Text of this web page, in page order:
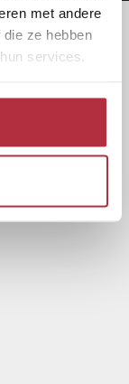
met andere
ze hebben
services.